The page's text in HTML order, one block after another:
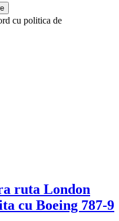
cu politica de
ruta London
cu Boeing 787-9